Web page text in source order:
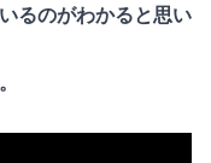
るのがわかると思い